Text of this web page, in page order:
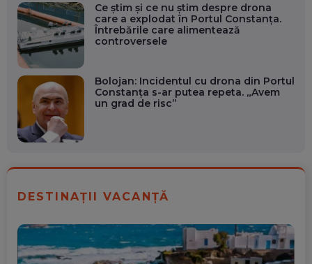
Ce știm și ce nu știm despre drona
care a explodat în Portul Constanța.
Întrebările care alimentează
controversele
Bolojan: Incidentul cu drona din Portul
Constanța s-ar putea repeta. „Avem
un grad de risc”
DESTINAȚII VACANȚĂ